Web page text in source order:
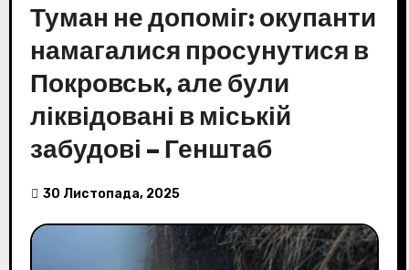
Туман не допоміг: окупанти
намагалися просунутися в
Покровськ, але були
ліквідовані в міській
забудові – Генштаб
30 Листопада, 2025